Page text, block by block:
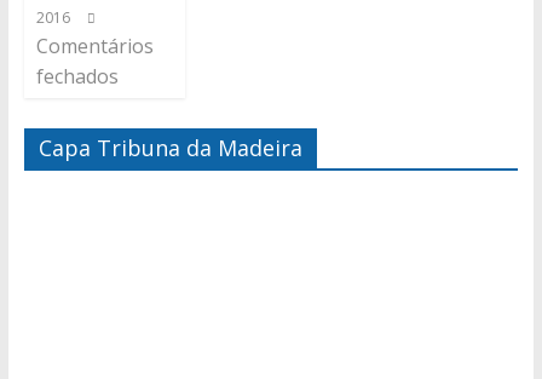
2016
Comentários
fechados
Capa Tribuna da Madeira